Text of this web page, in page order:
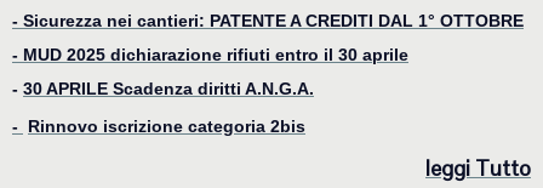
- Sicurezza nei cantieri: PATENTE A CREDITI DAL 1° OTTOBRE
- MUD 2025 dichiarazione rifiuti entro il 30 aprile
- 30 APRILE Scadenza diritti A.N.G.A.
- Rinnovo iscrizione categoria 2bis
leggi Tutto